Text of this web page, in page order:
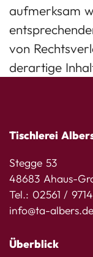
aufmerksam
von
derartige
Tischlerei
Stegge 53
48683 Ahaus-
Tel.: 02561 /
info@ta-albers.de
Überblick